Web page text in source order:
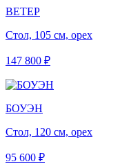
ВЕТЕР
Стол, 105 см, орех
147 800 ₽
БОУЭН
Стол, 120 см, орех
95 600 ₽